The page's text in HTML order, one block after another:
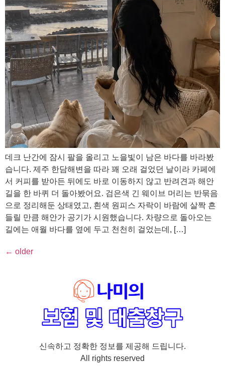
데크 난간에 잠시 팔을 올리고 노을빛이 남은 바다를 바라봤
습니다. 제주 한담해변을 따라 꽤 오래 걸었던 날이라 카페에
서 커피를 받아든 뒤에도 바로 이동하지 않고 반려견과 해안
길을 한 바퀴 더 돌아봤어요. 검은색 긴 웨이브 머리는 반묶음
으로 정리해둔 상태였고, 흰색 원피스 자락이 바람에 살짝 흔
들릴 만큼 해안가 공기가 시원했습니다. 차량으로 돌아오는
길에는 애월 바다를 옆에 두고 천천히 걸었는데, […]
← older
신속하고 정확한 정보를 제공해 드립니다.
All rights reserved